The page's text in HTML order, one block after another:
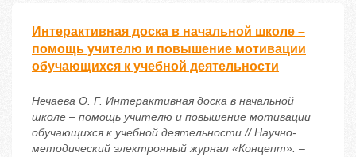
Интерактивная доска в начальной школе –
помощь учителю и повышение мотивации
обучающихся к учебной деятельности
Нечаева О. Г. Интерактивная доска в начальной
школе – помощь учителю и повышение мотивации
обучающихся к учебной деятельности // Научно-
методический электронный журнал «Концепт». –